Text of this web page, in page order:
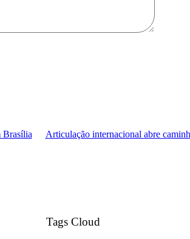
Brasília
Articulação internacional abre
Tags Cloud